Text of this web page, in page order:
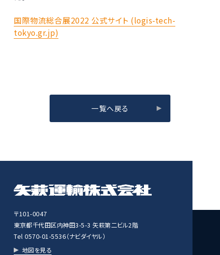
国際物流総合展2022 公式サイト (logis-tech-
tokyo.gr.jp)
一覧へ戻る
〒101-0047
東京都千代田区内神田3-5-3 矢萩第二ビル2階
Tel 0570-01-5536（ナビダイヤル）
地図を見る